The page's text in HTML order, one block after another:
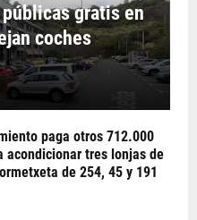
gratis en
coches
paga otros 712.000
acondicionar tres lonjas de
de 254, 45 y 191